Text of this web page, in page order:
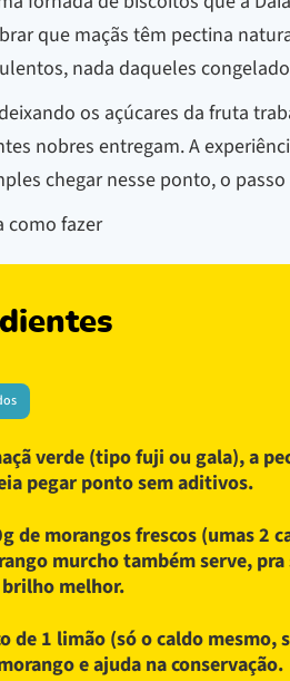
que maçãs têm pectina
nada daqueles
os açúcares da fruta
nobres entregam. A
chegar nesse ponto, o
como fazer
verde (tipo fuji ou gala), a
pegar ponto sem aditivos.
de morangos frescos (umas 2
murcho também serve,
melhor.
de 1 limão (só o caldo mesmo,
e ajuda na conservação.